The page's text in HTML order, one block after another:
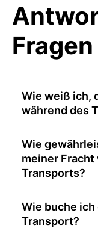
Fragen
Wie weiß ich,
während des
Wie
meiner Fracht
Transports?
Wie buche ich
Transport?